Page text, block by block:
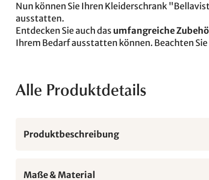
Nun können Sie Ihren Kleiderschrank
ausstatten.
Entdecken Sie auch das umfangreiche
Ihrem Bedarf ausstatten können. Beachten
Alle Produktdetails
Produktbeschreibung
Maße & Material